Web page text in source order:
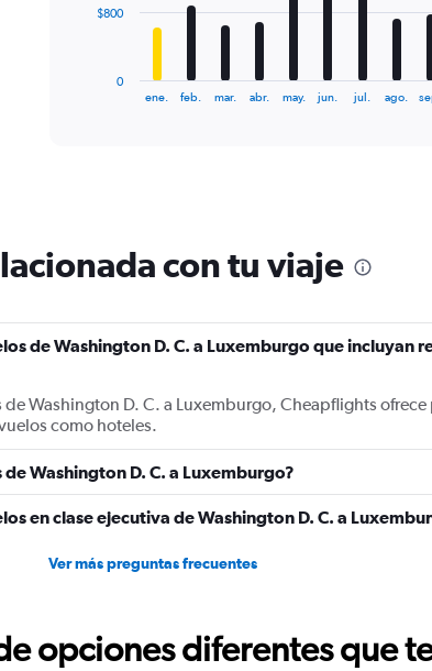
The
chart
has
Y
axis
Range:
0
to
2400.
ene. feb. mar. abr. may. jun. jul. ago.
0
$800
con tu viaje
de Washington D. C. a Luxemburgo que incluyan
de Washington D. C. a Luxemburgo, Cheapflights
como hoteles.
Washington D. C. a Luxemburgo?
en clase ejecutiva de Washington D. C. a
Ver más preguntas frecuentes
opciones diferentes que